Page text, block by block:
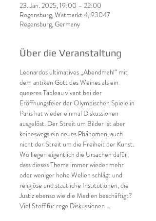
23. Jan. 2025, 19:00 – 22:00
Regensburg, Watmarkt 4, 93047
Regensburg, Germany
Über die Veranstaltung
Leonardos ultimatives „Abendmahl“ mit
dem antiken Gott des Weines als ein
queeres Tableau vivant bei der
Eröffnungsfeier der Olympischen Spiele in
Paris hat wieder einmal Diskussionen
ausgelöst. Der Streit um Bilder ist aber
keineswegs ein neues Phänomen, auch
nicht der Streit um die Freiheit der Kunst.
Wo liegen eigentlich die Ursachen dafür,
dass dieses Thema immer wieder mehr
oder weniger hohe Wellen schlägt und
religiöse und staatliche Institutionen, die
Justiz ebenso wie die Medien beschäftigt?
Viel Stoff für rege Diskussionen …